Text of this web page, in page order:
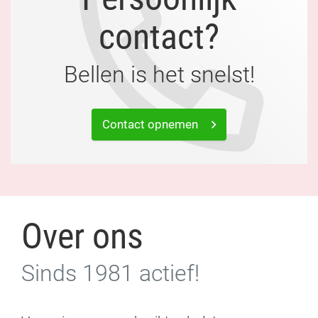
contact?
Bellen is het snelst!
Contact opnemen
Over ons
Sinds 1981 actief!